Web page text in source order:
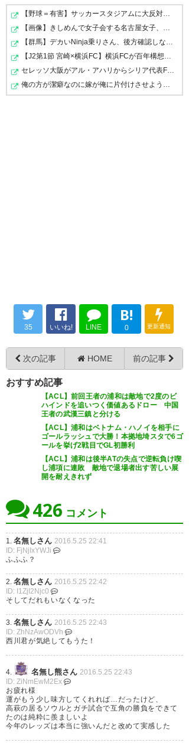
試合終了。ベスト16敗退。い
や、凄い試合だった。……悔しす
ぎるわ！ #urawareds
? ムトゥ (Mutaroh)2016, 5月
ズ！
? ?なり?気まぐれ浮上 (i_narima)
2016, 5月 25
悔しい。でもいいもん見たよ。
意地は感じた。 #urawareds
? Ｙ∀ＳＵ (thistle_430)2016, 5
8本目 これによりレッズ敗
退。。。 お疲れ様、よくがんば
ったhttps://t.co/tGZzddXgKu
? 蒼黒ヤットニスタ (takky0929)
2016, 5月 25
#urawareds 駒井、下向くな
よ。チュンソン、ありがとう。
ウチは最高のチームだ。
? Masayuki Kusakabe
言葉が出ない #urawareds
? ひろたかだよ！！！
(takepon_1023)2016, 5月 25
レッズPK負けか・・・。これで
今年のACLは日本勢全滅か。勝
てた試合と思いつつ色々足りな
忠成が覚醒したのは間違いない?
#urawareds
? sergio (ken_1_777)
#urawareds #acl2016 勝ち上が
れた試合を落とした感じで悔し
リーグ戦に引きずらないように
しなきゃいけませんね！ただチ
ュン君のゴールにはシビれまし
た！
? ホークアイ (HIRO_321_GO)
2016, 5月 25
他サポながら、FCソウルVS浦和
レッズとの試合面白かった。レ
ッズ、惜しかったね。コンマ一
ミリだけ、運がFCソウルに傾い
35 いいね! LINE
B!
0 更新通知
次の記事 HOME 前の記事
おすすめ記事
【ACL】前回王者の浦和は敵地で2度のビ
ハインドを追いつく価値あるドロー 中国
王者の武漢三鎮と分ける
【ACL】浦和はベトナム・ハノイを相手に
ゴールラッシュで大勝！本拠地埼スタで6ゴ
ールを挙げ2戦目でGL初勝利
【ACL】浦和は後半ATの失点で逆転負け喫
し浦項に連敗 敵地で退場者出す苦しい展
開を耐えきれず
426 コメント
1. 名無しさん 2016.5.25 22:41
ID: FjNjIxYWJi
ふふふ？
2. 名無しさん 2016.5.25 22:42
ID: I1ZjI2Njc0
そしてだれもいなくなった
3. 名無しさん 2016.5.25 22:43
ID: ZhNzAwODVh
西川君が気絶してもうた！
4. 名無し熊さん 2016.5.25 22:43
ID: ZiNmEwM2Ex
お疲れ様
運がもう少し味方してくれれば…だったけど、
高萩の居るソウルとガチ試合で互角の勝負をできて
たのは純粋に羨ましいよ
今年のレッズは本当に強いんだと改めて実感した